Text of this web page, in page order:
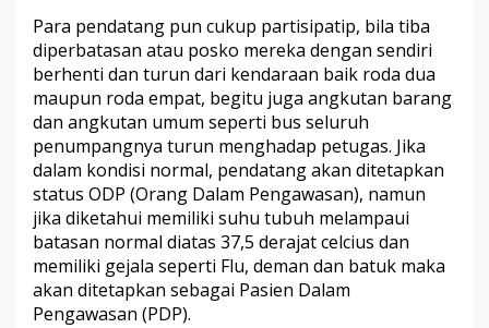
Para pendatang pun cukup partisipatip, bila tiba
diperbatasan atau posko mereka dengan sendiri
berhenti dan turun dari kendaraan baik roda dua
maupun roda empat, begitu juga angkutan barang
dan angkutan umum seperti bus seluruh
penumpangnya turun menghadap petugas. Jika
dalam kondisi normal, pendatang akan ditetapkan
status ODP (Orang Dalam Pengawasan), namun
jika diketahui memiliki suhu tubuh melampaui
batasan normal diatas 37,5 derajat celcius dan
memiliki gejala seperti Flu, deman dan batuk maka
akan ditetapkan sebagai Pasien Dalam
Pengawasan (PDP).